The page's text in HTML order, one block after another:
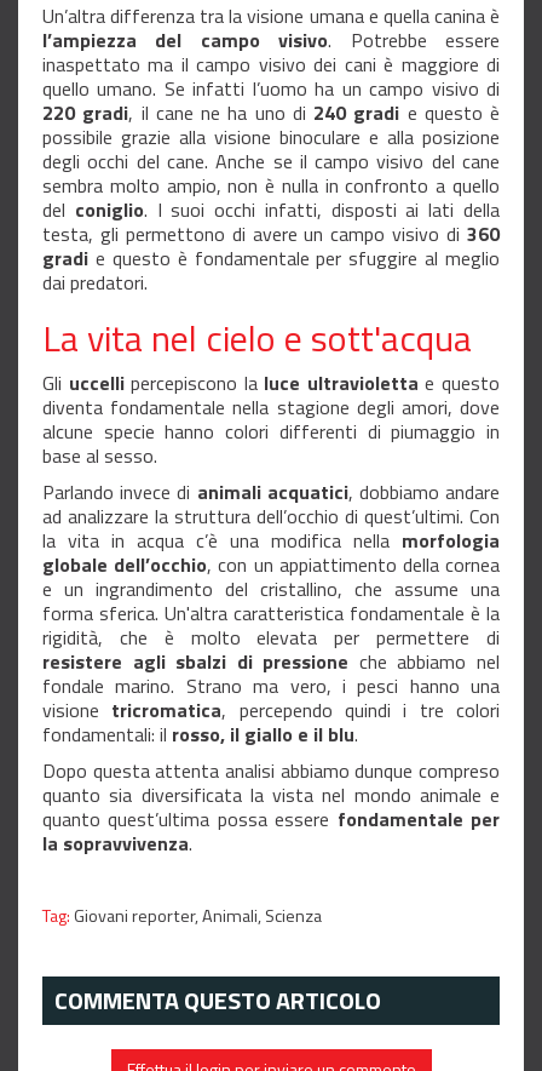
Un’altra differenza tra la visione umana e quella canina è
l’ampiezza del campo visivo. Potrebbe essere
inaspettato ma il campo visivo dei cani è maggiore di
quello umano. Se infatti l’uomo ha un campo visivo di
220 gradi, il cane ne ha uno di 240 gradi e questo è
possibile grazie alla visione binoculare e alla posizione
degli occhi del cane. Anche se il campo visivo del cane
sembra molto ampio, non è nulla in confronto a quello
del coniglio. I suoi occhi infatti, disposti ai lati della
testa, gli permettono di avere un campo visivo di 360
gradi e questo è fondamentale per sfuggire al meglio
dai predatori.
La vita nel cielo e sott'acqua
Gli uccellipercepiscono la luce ultravioletta e questo
diventa fondamentale nella stagione degli amori, dove
alcune specie hanno colori differenti di piumaggio in
base al sesso.
Parlando invece di animali acquatici, dobbiamo andare
ad analizzare la struttura dell’occhio di quest’ultimi. Con
la vita in acqua c’è una modifica nella morfologia
globale dell’occhio, con un appiattimento della cornea
e un ingrandimento del cristallino, che assume una
forma sferica. Un'altra caratteristica fondamentale è la
rigidità, che è molto elevata per permettere di
resistere agli sbalzi di pressione che abbiamo nel
fondale marino. Strano ma vero, i pesci hanno una
visione tricromatica, percependo quindi i tre colori
fondamentali: il rosso, il giallo e il blu.
Dopo questa attenta analisi abbiamo dunque compreso
quanto sia diversificata la vista nel mondo animale e
quanto quest’ultima possa essere fondamentale per
la sopravvivenza.
Tag:Giovani reporter,Animali,Scienza
COMMENTA QUESTO ARTICOLO